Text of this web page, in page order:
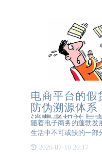
电商平台的假
防伪溯源体系
消费者权益与
随着电子商务的蓬勃发
生活中不可或缺的一部
场秩序，成为制约电商
2026-07-10 20:17